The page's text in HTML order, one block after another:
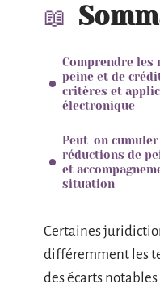
Comprendre les
peine et de
critères et
électronique
Peut-on
réductions de
et
situation
Certaines
différemment les
des écarts